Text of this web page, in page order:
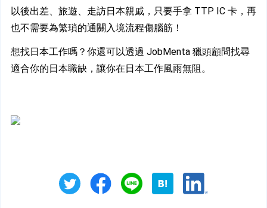
以後出差、旅遊、走訪日本親戚，只要手拿 TTP IC 卡，再
也不需要為繁瑣的通關入境流程傷腦筋！
想找日本工作嗎？你還可以透過 JobMenta 獵頭顧問找尋
適合你的日本職缺，讓你在日本工作風雨無阻。